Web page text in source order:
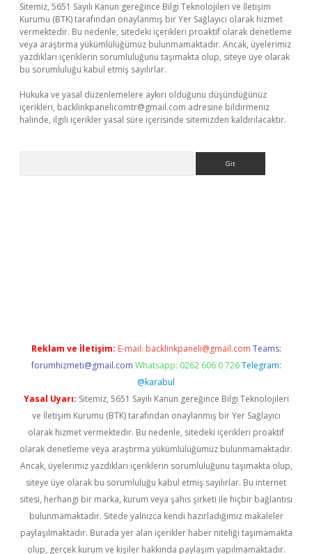
Sitemiz, 5651 Sayılı Kanun gereğince Bilgi Teknolojileri ve İletişim
Kurumu (BTK) tarafından onaylanmış bir Yer Sağlayıcı olarak hizmet
vermektedir. Bu nedenle, sitedeki içerikleri proaktif olarak denetleme
veya araştırma yükümlülüğümüz bulunmamaktadır. Ancak, üyelerimiz
yazdıkları içeriklerin sorumluluğunu taşımakta olup, siteye üye olarak
bu sorumluluğu kabul etmiş sayılırlar.
Hukuka ve yasal düzenlemelere aykırı olduğunu düşündüğünüz
içerikleri, backlinkpanelicomtr@gmail.com adresine bildirmeniz
halinde, ilgili içerikler yasal süre içerisinde sitemizden kaldırılacaktır.
Reklam ve İletişim: E-mail: backlinkpaneli@gmail.com Teams:
forumhizmeti@gmail.com Whatsapp: 0262 606 0 726 Telegram:
@karabul
Yasal Uyarı: Sitemiz, 5651 Sayılı Kanun gereğince Bilgi Teknolojileri
ve İletişim Kurumu (BTK) tarafından onaylanmış bir Yer Sağlayıcı
olarak hizmet vermektedir. Bu nedenle, sitedeki içerikleri proaktif
olarak denetleme veya araştırma yükümlülüğümüz bulunmamaktadır.
Ancak, üyelerimiz yazdıkları içeriklerin sorumluluğunu taşımakta olup,
siteye üye olarak bu sorumluluğu kabul etmiş sayılırlar. Bu internet
sitesi, herhangi bir marka, kurum veya şahıs şirketi ile hiçbir bağlantısı
bulunmamaktadır. Sitede yalnızca kendi hazırladığımız makaleler
paylaşılmaktadır. Burada yer alan içerikler haber niteliği taşımamakta
olup, gerçek kurum ve kişiler hakkında paylaşım yapılmamaktadır.